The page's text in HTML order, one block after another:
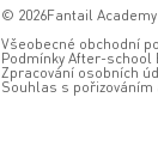
© 2026Fantail Academy
Všeobecné obchodní
Podmínky After-school
Zpracování osobních
Souhlas s pořizováním